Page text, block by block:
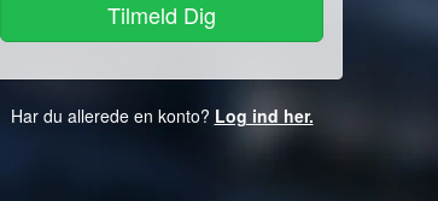
Har du allerede en konto? Log ind her.